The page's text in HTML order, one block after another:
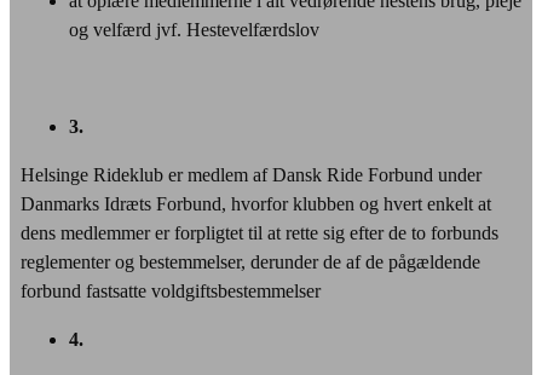
og velfærd jvf. Hestevelfærdslov
3.
Helsinge Rideklub er medlem af Dansk Ride Forbund under
Danmarks Idræts Forbund, hvorfor klubben og hvert enkelt at
dens medlemmer er forpligtet til at rette sig efter de to forbunds
reglementer og bestemmelser, derunder de af de pågældende
forbund fastsatte voldgiftsbestemmelser
4.